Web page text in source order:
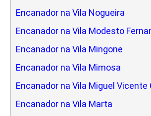
Encanador na Vila Nogueira
Encanador na Vila Modesto
Encanador na Vila Mingone
Encanador na Vila Mimosa
Encanador na Vila Miguel Vicente
Encanador na Vila Marta